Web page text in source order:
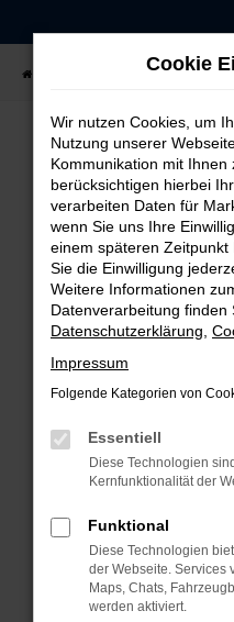
Zum
springen
Fahrzeugangebote
FEHLER:
Beim Laden ist ein
Hier sind ein paar
Überprüfe deine
Suchmaschine?
Manche
können das Laden
verhindern.
Fenster?
Starte dein Gerät
Das kann
Probleme zu beheben.
Cookie
Wir nutzen Cookies, um
Nutzung unserer
Kommunikation mit Ihnen
berücksichtigen hierbei
verarbeiten Daten für
wenn Sie uns Ihre
einem späteren
Sie die Einwilligung
Weitere Informationen
Datenverarbeitung finden
Datenschutzerklärung
Impressum
Folgende Kategorien von
Essentiell
Diese Technologien
Kernfunktionalität der
Funktional
Diese Technologien
der Webseite. Services
Maps, Chats,
werden aktiviert.